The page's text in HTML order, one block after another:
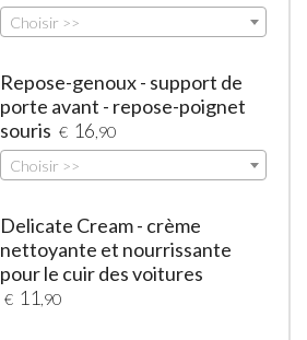
Choisir >>
Repose-genoux - support de
porte avant - repose-poignet
souris € 16 ,90
Choisir >>
Delicate Cream - crème
nettoyante et nourrissante
pour le cuir des voitures
€ 11 ,90